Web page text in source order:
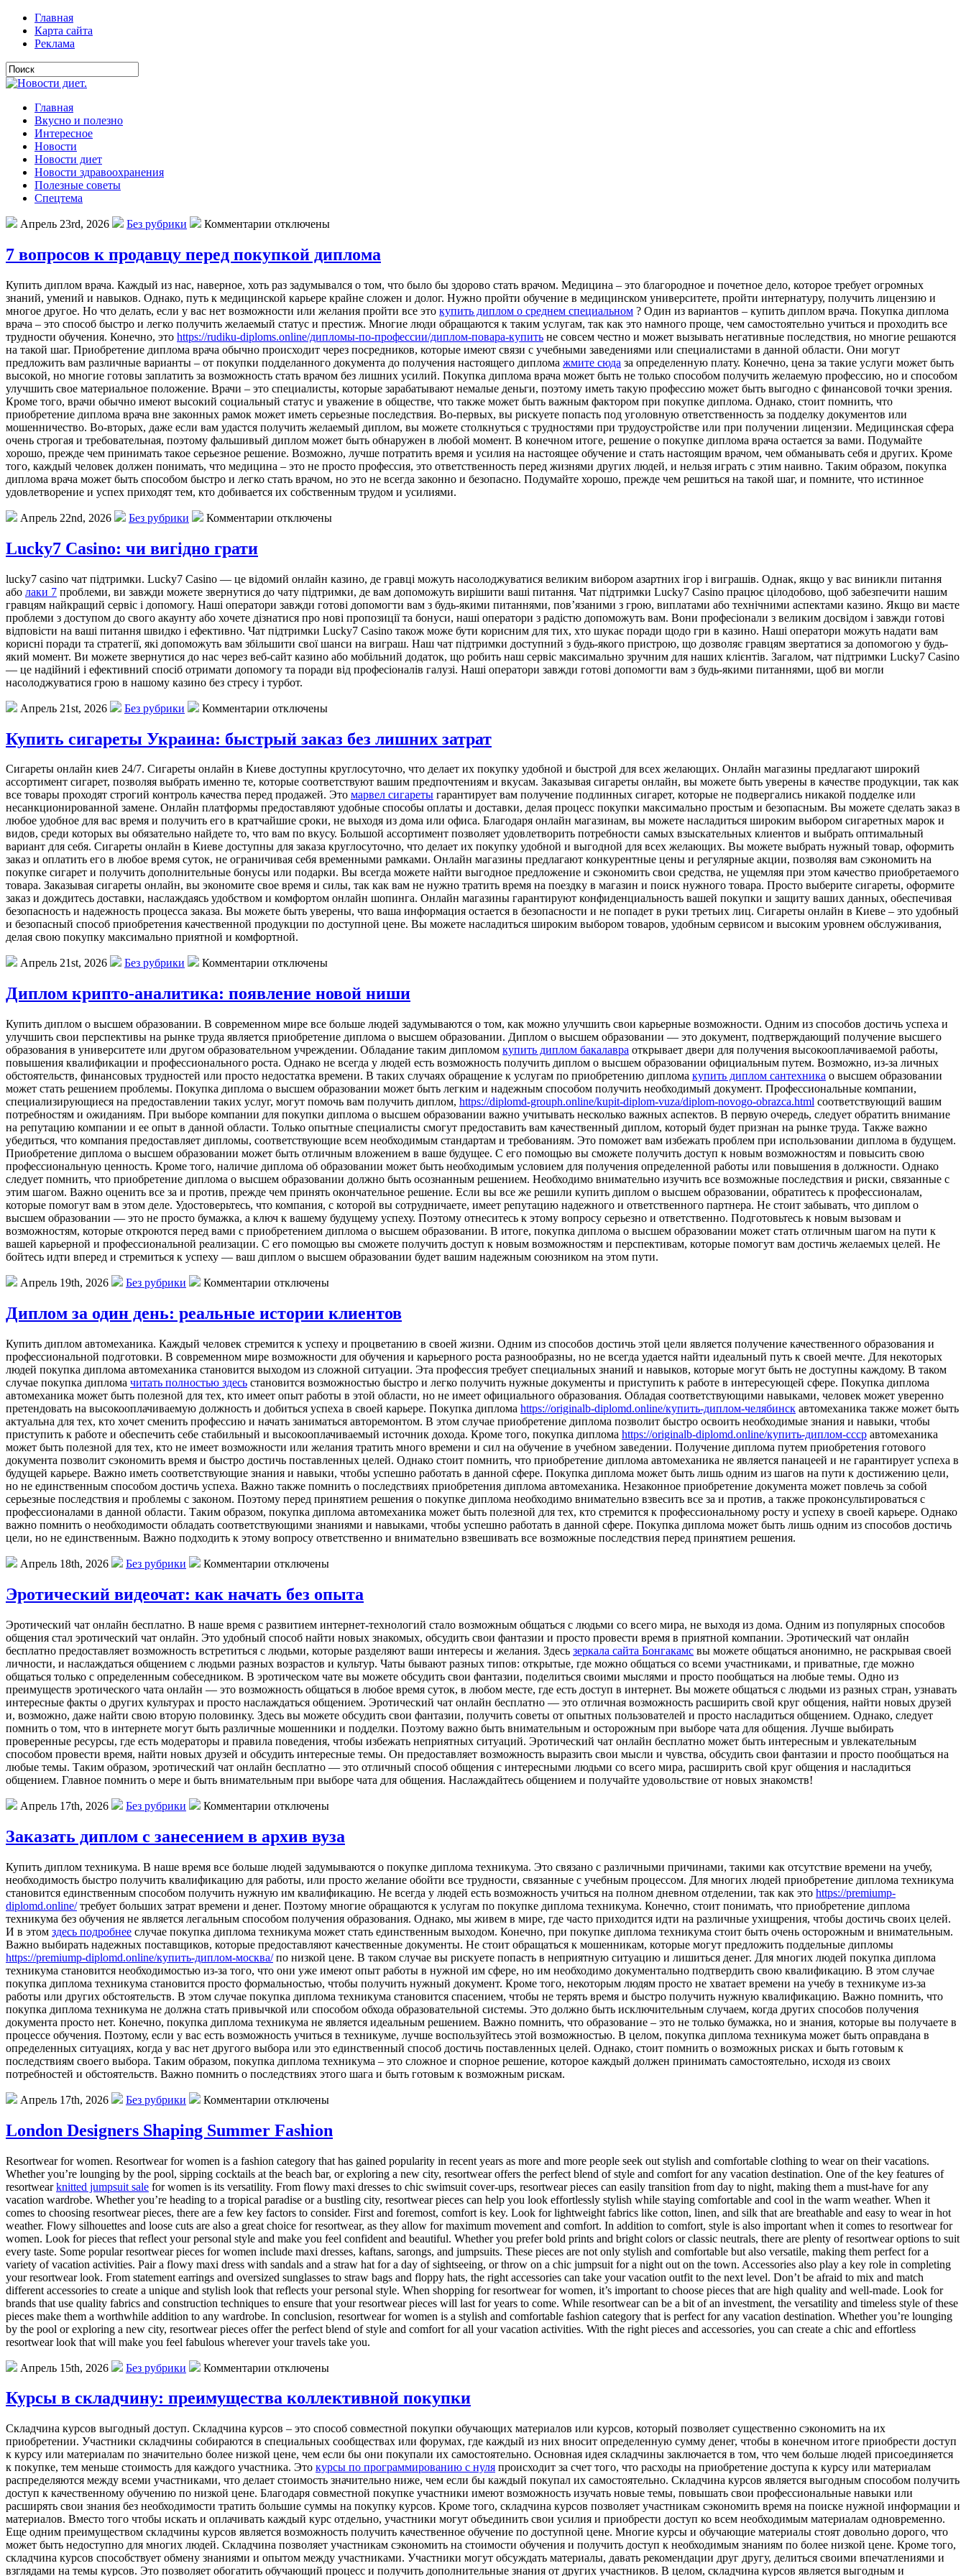
Главная
Карта сайта
Реклама
Главная
Вкусно и полезно
Интересное
Новости
Новости диет
Новости здравоохранения
Полезные советы
Спецтема
Апрель 23rd, 2026 Без рубрики Комментарии отключены
7 вопросов к продавцу перед покупкой диплома
Купить диплом врача. Каждый из нас, наверное, хоть раз задумывался о том, что было бы здорово стать врачом. Медицина – это благородное и почетное дело, которое требует огромных
знаний, умений и навыков. Однако, путь к медицинской карьере крайне сложен и долог. Нужно пройти обучение в медицинском университете, пройти интернатуру, получить лицензию и
многое другое. Но что делать, если у вас нет возможности или желания пройти все это купить диплом о среднем специальном ? Один из вариантов – купить диплом врача. Покупка диплома
врача – это способ быстро и легко получить желаемый статус и престиж. Многие люди обращаются к таким услугам, так как это намного проще, чем самостоятельно учиться и проходить все
трудности обучения. Конечно, это https://rudiku-diploms.online/дипломы-по-профессии/диплом-повара-купить не совсем честно и может вызывать негативные последствия, но многие решаются
на такой шаг. Приобретение диплома врача обычно происходит через посредников, которые имеют связи с учебными заведениями или специалистами в данной области. Они могут
предложить вам различные варианты – от покупки подделанного документа до получения настоящего диплома жмите сюда за определенную плату. Конечно, цена за такие услуги может быть
высокой, но многие готовы заплатить за возможность стать врачом без лишних усилий. Покупка диплома врача может быть не только способом получить желаемую профессию, но и способом
улучшить свое материальное положение. Врачи – это специалисты, которые зарабатывают немалые деньги, поэтому иметь такую профессию может быть выгодно с финансовой точки зрения.
Кроме того, врачи обычно имеют высокий социальный статус и уважение в обществе, что также может быть важным фактором при покупке диплома. Однако, стоит помнить, что
приобретение диплома врача вне законных рамок может иметь серьезные последствия. Во-первых, вы рискуете попасть под уголовную ответственность за подделку документов или
мошенничество. Во-вторых, даже если вам удастся получить желаемый диплом, вы можете столкнуться с трудностями при трудоустройстве или при получении лицензии. Медицинская сфера
очень строгая и требовательная, поэтому фальшивый диплом может быть обнаружен в любой момент. В конечном итоге, решение о покупке диплома врача остается за вами. Подумайте
хорошо, прежде чем принимать такое серьезное решение. Возможно, лучше потратить время и усилия на настоящее обучение и стать настоящим врачом, чем обманывать себя и других. Кроме
того, каждый человек должен понимать, что медицина – это не просто профессия, это ответственность перед жизнями других людей, и нельзя играть с этим наивно. Таким образом, покупка
диплома врача может быть способом быстро и легко стать врачом, но это не всегда законно и безопасно. Подумайте хорошо, прежде чем решиться на такой шаг, и помните, что истинное
удовлетворение и успех приходят тем, кто добивается их собственным трудом и усилиями.
Апрель 22nd, 2026 Без рубрики Комментарии отключены
Lucky7 Casino: чи вигідно грати
lucky7 casino чат підтримки. Lucky7 Casino — це відомий онлайн казино, де гравці можуть насолоджуватися великим вибором азартних ігор і виграшів. Однак, якщо у вас виникли питання
або лаки 7 проблеми, ви завжди можете звернутися до чату підтримки, де вам допоможуть вирішити ваші питання. Чат підтримки Lucky7 Casino працює цілодобово, щоб забезпечити нашим
гравцям найкращий сервіс і допомогу. Наші оператори завжди готові допомогти вам з будь-якими питаннями, пов’язаними з грою, виплатами або технічними аспектами казино. Якщо ви маєте
проблеми з доступом до свого акаунту або хочете дізнатися про нові пропозиції та бонуси, наші оператори з радістю допоможуть вам. Вони професіонали з великим досвідом і завжди готові
відповісти на ваші питання швидко і ефективно. Чат підтримки Lucky7 Casino також може бути корисним для тих, хто шукає поради щодо гри в казино. Наші оператори можуть надати вам
корисні поради та стратегії, які допоможуть вам збільшити свої шанси на виграш. Наш чат підтримки доступний з будь-якого пристрою, що дозволяє гравцям звертатися за допомогою у будь-
який момент. Ви можете звернутися до нас через веб-сайт казино або мобільний додаток, що робить наш сервіс максимально зручним для наших клієнтів. Загалом, чат підтримки Lucky7 Casino
— це надійний і ефективний спосіб отримати допомогу та поради від професіоналів галузі. Наші оператори завжди готові допомогти вам з будь-якими питаннями, щоб ви могли
насолоджуватися грою в нашому казино без стресу і турбот.
Апрель 21st, 2026 Без рубрики Комментарии отключены
Купить сигареты Украина: быстрый заказ без лишних затрат
Сигареты онлайн киев 24/7. Сигареты онлайн в Киеве доступны круглосуточно, что делает их покупку удобной и быстрой для всех желающих. Онлайн магазины предлагают широкий
ассортимент сигарет, позволяя выбрать именно те, которые соответствуют вашим предпочтениям и вкусам. Заказывая сигареты онлайн, вы можете быть уверены в качестве продукции, так как
все товары проходят строгий контроль качества перед продажей. Это марвел сигареты гарантирует вам получение подлинных сигарет, которые не подвергались никакой подделке или
несанкционированной замене. Онлайн платформы предоставляют удобные способы оплаты и доставки, делая процесс покупки максимально простым и безопасным. Вы можете сделать заказ в
любое удобное для вас время и получить его в кратчайшие сроки, не выходя из дома или офиса. Благодаря онлайн магазинам, вы можете насладиться широким выбором сигаретных марок и
видов, среди которых вы обязательно найдете то, что вам по вкусу. Большой ассортимент позволяет удовлетворить потребности самых взыскательных клиентов и выбрать оптимальный
вариант для себя. Сигареты онлайн в Киеве доступны для заказа круглосуточно, что делает их покупку удобной и выгодной для всех желающих. Вы можете выбрать нужный товар, оформить
заказ и оплатить его в любое время суток, не ограничивая себя временными рамками. Онлайн магазины предлагают конкурентные цены и регулярные акции, позволяя вам сэкономить на
покупке сигарет и получить дополнительные бонусы или подарки. Вы всегда можете найти выгодное предложение и сэкономить свои средства, не ущемляя при этом качество приобретаемого
товара. Заказывая сигареты онлайн, вы экономите свое время и силы, так как вам не нужно тратить время на поездку в магазин и поиск нужного товара. Просто выберите сигареты, оформите
заказ и дождитесь доставки, наслаждаясь удобством и комфортом онлайн шопинга. Онлайн магазины гарантируют конфиденциальность вашей покупки и защиту ваших данных, обеспечивая
безопасность и надежность процесса заказа. Вы можете быть уверены, что ваша информация остается в безопасности и не попадет в руки третьих лиц. Сигареты онлайн в Киеве – это удобный
и безопасный способ приобретения качественной продукции по доступной цене. Вы можете насладиться широким выбором товаров, удобным сервисом и высоким уровнем обслуживания,
делая свою покупку максимально приятной и комфортной.
Апрель 21st, 2026 Без рубрики Комментарии отключены
Диплом крипто-аналитика: появление новой ниши
Купить диплом о высшем образовании. В современном мире все больше людей задумываются о том, как можно улучшить свои карьерные возможности. Одним из способов достичь успеха и
улучшить свои перспективы на рынке труда является приобретение диплома о высшем образовании. Диплом о высшем образовании — это документ, подтверждающий получение высшего
образования в университете или другом образовательном учреждении. Обладание таким дипломом купить диплом бакалавра открывает двери для получения высокооплачиваемой работы,
повышения квалификации и профессионального роста. Однако не всегда у людей есть возможность получить диплом о высшем образовании официальным путем. Возможно, из-за личных
обстоятельств, финансовых трудностей или просто недостатка времени. В таких случаях обращение к услугам по приобретению диплома купить диплом сантехника о высшем образовании
может стать решением проблемы. Покупка диплома о высшем образовании может быть легким и надежным способом получить необходимый документ. Профессиональные компании,
специализирующиеся на предоставлении таких услуг, могут помочь вам получить диплом, https://diplomd-grouph.online/kupit-diplom-vuza/diplom-novogo-obrazca.html соответствующий вашим
потребностям и ожиданиям. При выборе компании для покупки диплома о высшем образовании важно учитывать несколько важных аспектов. В первую очередь, следует обратить внимание
на репутацию компании и ее опыт в данной области. Только опытные специалисты смогут предоставить вам качественный диплом, который будет признан на рынке труда. Также важно
убедиться, что компания предоставляет дипломы, соответствующие всем необходимым стандартам и требованиям. Это поможет вам избежать проблем при использовании диплома в будущем.
Приобретение диплома о высшем образовании может быть отличным вложением в ваше будущее. С его помощью вы сможете получить доступ к новым возможностям и повысить свою
профессиональную ценность. Кроме того, наличие диплома об образовании может быть необходимым условием для получения определенной работы или повышения в должности. Однако
следует помнить, что приобретение диплома о высшем образовании должно быть осознанным решением. Необходимо внимательно изучить все возможные последствия и риски, связанные с
этим шагом. Важно оценить все за и против, прежде чем принять окончательное решение. Если вы все же решили купить диплом о высшем образовании, обратитесь к профессионалам,
которые помогут вам в этом деле. Удостоверьтесь, что компания, с которой вы сотрудничаете, имеет репутацию надежного и ответственного партнера. Не стоит забывать, что диплом о
высшем образовании — это не просто бумажка, а ключ к вашему будущему успеху. Поэтому отнеситесь к этому вопросу серьезно и ответственно. Подготовьтесь к новым вызовам и
возможностям, которые откроются перед вами с приобретением диплома о высшем образовании. В итоге, покупка диплома о высшем образовании может стать отличным шагом на пути к
вашей карьерной и профессиональной реализации. С его помощью вы сможете получить доступ к новым возможностям и перспективам, которые помогут вам достичь желаемых целей. Не
бойтесь идти вперед и стремиться к успеху — ваш диплом о высшем образовании будет вашим надежным союзником на этом пути.
Апрель 19th, 2026 Без рубрики Комментарии отключены
Диплом за один день: реальные истории клиентов
Купить диплом автомеханика. Каждый человек стремится к успеху и процветанию в своей жизни. Одним из способов достичь этой цели является получение качественного образования и
профессиональной подготовки. В современном мире возможности для обучения и карьерного роста разнообразны, но не всегда удается найти идеальный путь к своей мечте. Для некоторых
людей покупка диплома автомеханика становится выходом из сложной ситуации. Эта профессия требует специальных знаний и навыков, которые могут быть не доступны каждому. В таком
случае покупка диплома читать полностью здесь становится возможностью быстро и легко получить нужные документы и приступить к работе в интересующей сфере. Покупка диплома
автомеханика может быть полезной для тех, кто имеет опыт работы в этой области, но не имеет официального образования. Обладая соответствующими навыками, человек может уверенно
претендовать на высокооплачиваемую должность и добиться успеха в своей карьере. Покупка диплома https://originalb-diplomd.online/купить-диплом-челябинск автомеханика также может быть
актуальна для тех, кто хочет сменить профессию и начать заниматься авторемонтом. В этом случае приобретение диплома позволит быстро освоить необходимые знания и навыки, чтобы
приступить к работе и обеспечить себе стабильный и высокооплачиваемый источник дохода. Кроме того, покупка диплома https://originalb-diplomd.online/купить-диплом-ссср автомеханика
может быть полезной для тех, кто не имеет возможности или желания тратить много времени и сил на обучение в учебном заведении. Получение диплома путем приобретения готового
документа позволит сэкономить время и быстро достичь поставленных целей. Однако стоит помнить, что приобретение диплома автомеханика не является панацеей и не гарантирует успеха в
будущей карьере. Важно иметь соответствующие знания и навыки, чтобы успешно работать в данной сфере. Покупка диплома может быть лишь одним из шагов на пути к достижению цели,
но не единственным способом достичь успеха. Важно также помнить о последствиях приобретения диплома автомеханика. Незаконное приобретение документа может повлечь за собой
серьезные последствия и проблемы с законом. Поэтому перед принятием решения о покупке диплома необходимо внимательно взвесить все за и против, а также проконсультироваться с
профессионалами в данной области. Таким образом, покупка диплома автомеханика может быть полезной для тех, кто стремится к профессиональному росту и успеху в своей карьере. Однако
важно помнить о необходимости обладать соответствующими знаниями и навыками, чтобы успешно работать в данной сфере. Покупка диплома может быть лишь одним из способов достичь
цели, но не единственным. Важно подходить к этому вопросу ответственно и внимательно взвешивать все возможные последствия перед принятием решения.
Апрель 18th, 2026 Без рубрики Комментарии отключены
Эротический видеочат: как начать без опыта
Эротический чат онлайн бесплатно. В наше время с развитием интернет-технологий стало возможным общаться с людьми со всего мира, не выходя из дома. Одним из популярных способов
общения стал эротический чат онлайн. Это удобный способ найти новых знакомых, обсудить свои фантазии и просто провести время в приятной компании. Эротический чат онлайн
бесплатно предоставляет возможность встретиться с людьми, которые разделяют ваши интересы и желания. Здесь зеркала сайта Бонгакамс вы можете общаться анонимно, не раскрывая своей
личности, и наслаждаться общением с людьми разных возрастов и культур. Чаты бывают разных типов: открытые, где можно общаться со всеми участниками, и приватные, где можно
общаться только с определенным собеседником. В эротическом чате вы можете обсудить свои фантазии, поделиться своими мыслями и просто пообщаться на любые темы. Одно из
преимуществ эротического чата онлайн — это возможность общаться в любое время суток, в любом месте, где есть доступ в интернет. Вы можете общаться с людьми из разных стран, узнавать
интересные факты о других культурах и просто наслаждаться общением. Эротический чат онлайн бесплатно — это отличная возможность расширить свой круг общения, найти новых друзей
и, возможно, даже найти свою вторую половинку. Здесь вы можете обсудить свои фантазии, получить советы от опытных пользователей и просто насладиться общением. Однако, следует
помнить о том, что в интернете могут быть различные мошенники и подделки. Поэтому важно быть внимательным и осторожным при выборе чата для общения. Лучше выбирать
проверенные ресурсы, где есть модераторы и правила поведения, чтобы избежать неприятных ситуаций. Эротический чат онлайн бесплатно может быть интересным и увлекательным
способом провести время, найти новых друзей и обсудить интересные темы. Он предоставляет возможность выразить свои мысли и чувства, обсудить свои фантазии и просто пообщаться на
любые темы. Таким образом, эротический чат онлайн бесплатно — это отличный способ общения с интересными людьми со всего мира, расширить свой круг общения и насладиться
общением. Главное помнить о мере и быть внимательным при выборе чата для общения. Наслаждайтесь общением и получайте удовольствие от новых знакомств!
Апрель 17th, 2026 Без рубрики Комментарии отключены
Заказать диплом с занесением в архив вуза
Купить диплом техникума. В наше время все больше людей задумываются о покупке диплома техникума. Это связано с различными причинами, такими как отсутствие времени на учебу,
необходимость быстро получить квалификацию для работы, или просто желание обойти все трудности, связанные с учебным процессом. Для многих людей приобретение диплома техникума
становится единственным способом получить нужную им квалификацию. Не всегда у людей есть возможность учиться на полном дневном отделении, так как это https://premiump-
diplomd.online/требует больших затрат времени и денег. Поэтому многие обращаются к услугам по покупке диплома техникума. Конечно, стоит понимать, что приобретение диплома
техникума без обучения не является легальным способом получения образования. Однако, мы живем в мире, где часто приходится идти на различные ухищрения, чтобы достичь своих целей.
И в этом здесь подробнее случае покупка диплома техникума может стать единственным выходом. Конечно, при покупке диплома техникума стоит быть очень осторожным и внимательным.
Важно выбирать надежных поставщиков, которые предоставляют качественные документы. Не стоит обращаться к мошенникам, которые могут предложить поддельные дипломы
https://premiump-diplomd.online/купить-диплом-москва/по низкой цене. В таком случае вы рискуете попасть в неприятную ситуацию и лишиться денег. Для многих людей покупка диплома
техникума становится необходимостью из-за того, что они уже имеют опыт работы в нужной им сфере, но им необходимо документально подтвердить свою квалификацию. В этом случае
покупка диплома техникума становится просто формальностью, чтобы получить нужный документ. Кроме того, некоторым людям просто не хватает времени на учебу в техникуме из-за
работы или других обстоятельств. В этом случае покупка диплома техникума становится спасением, чтобы не терять время и быстро получить нужную квалификацию. Важно помнить, что
покупка диплома техникума не должна стать привычкой или способом обхода образовательной системы. Это должно быть исключительным случаем, когда других способов получения
документа просто нет. Конечно, покупка диплома техникума не является идеальным решением. Важно помнить, что образование – это не только бумажка, но и знания, которые вы получаете в
процессе обучения. Поэтому, если у вас есть возможность учиться в техникуме, лучше воспользуйтесь этой возможностью. В целом, покупка диплома техникума может быть оправдана в
определенных ситуациях, когда у вас нет другого выбора или это единственный способ достичь поставленных целей. Однако, стоит помнить о возможных рисках и быть готовым к
последствиям своего выбора. Таким образом, покупка диплома техникума – это сложное и спорное решение, которое каждый должен принимать самостоятельно, исходя из своих
потребностей и обстоятельств. Важно помнить о последствиях этого шага и быть готовым к возможным рискам.
Апрель 17th, 2026 Без рубрики Комментарии отключены
London Designers Shaping Summer Fashion
Resortwear for women. Resortwear for women is a fashion category that has gained popularity in recent years as more and more people seek out stylish and comfortable clothing to wear on their vacations.
Whether you’re lounging by the pool, sipping cocktails at the beach bar, or exploring a new city, resortwear offers the perfect blend of style and comfort for any vacation destination. One of the key features of
resortwearknitted jumpsuit sale for women is its versatility. From flowy maxi dresses to chic swimsuit cover-ups, resortwear pieces can easily transition from day to night, making them a must-have for any
vacation wardrobe. Whether you’re heading to a tropical paradise or a bustling city, resortwear pieces can help you look effortlessly stylish while staying comfortable and cool in the warm weather. When it
comes to choosing resortwear pieces, there are a few key factors to consider. First and foremost, comfort is key. Look for lightweight fabrics like cotton, linen, and silk that are breathable and easy to wear in hot
weather. Flowy silhouettes and loose cuts are also a great choice for resortwear, as they allow for maximum movement and comfort. In addition to comfort, style is also important when it comes to resortwear for
women. Look for pieces that reflect your personal style and make you feel confident and beautiful. Whether you prefer bold prints and bright colors or classic neutrals, there are plenty of resortwear options to suit
every taste. Some popular resortwear pieces for women include maxi dresses, kaftans, sarongs, and jumpsuits. These pieces are not only stylish and comfortable but also versatile, making them perfect for a
variety of vacation activities. Pair a flowy maxi dress with sandals and a straw hat for a day of sightseeing, or throw on a chic jumpsuit for a night out on the town. Accessories also play a key role in completing
your resortwear look. From statement earrings and oversized sunglasses to straw bags and floppy hats, the right accessories can take your vacation outfit to the next level. Don’t be afraid to mix and match
different accessories to create a unique and stylish look that reflects your personal style. When shopping for resortwear for women, it’s important to choose pieces that are high quality and well-made. Look for
brands that use quality fabrics and construction techniques to ensure that your resortwear pieces will last for years to come. While resortwear can be a bit of an investment, the versatility and timeless style of these
pieces make them a worthwhile addition to any wardrobe. In conclusion, resortwear for women is a stylish and comfortable fashion category that is perfect for any vacation destination. Whether you’re lounging
by the pool or exploring a new city, resortwear pieces offer the perfect blend of style and comfort for all your vacation activities. With the right pieces and accessories, you can create a chic and effortless
resortwear look that will make you feel fabulous wherever your travels take you.
Апрель 15th, 2026 Без рубрики Комментарии отключены
Курсы в складчину: преимущества коллективной покупки
Складчина курсов выгодный доступ. Складчина курсов – это способ совместной покупки обучающих материалов или курсов, который позволяет существенно сэкономить на их
приобретении. Участники складчины собираются в специальных сообществах или форумах, где каждый из них вносит определенную сумму денег, чтобы в конечном итоге приобрести доступ
к курсу или материалам по значительно более низкой цене, чем если бы они покупали их самостоятельно. Основная идея складчины заключается в том, что чем больше людей присоединяется
к покупке, тем меньше стоимость для каждого участника. Это курсы по программированию с нуля происходит за счет того, что расходы на приобретение доступа к курсу или материалам
распределяются между всеми участниками, что делает стоимость значительно ниже, чем если бы каждый покупал их самостоятельно. Складчина курсов является выгодным способом получить
доступ к качественному обучению по низкой цене. Благодаря совместной покупке участники имеют возможность изучать новые темы, повышать свои профессиональные навыки или
расширять свои знания без необходимости тратить большие суммы на покупку курсов. Кроме того, складчина курсов позволяет участникам сэкономить время на поиске нужной информации и
материалов. Вместо того чтобы искать и оплачивать каждый курс отдельно, участники могут объединить свои усилия и приобрести доступ ко всем необходимым материалам одновременно.
Еще одним преимуществом складчины курсов является возможность получить качественное обучение по доступной цене. Многие курсы и обучающие материалы стоят довольно дорого, что
может быть недоступно для многих людей. Складчина позволяет участникам сэкономить на стоимости обучения и получить доступ к необходимым знаниям по более низкой цене. Кроме того,
складчина курсов способствует обмену знаниями и опытом между участниками. Участники могут обсуждать материалы, давать рекомендации друг другу, делиться своими впечатлениями и
взглядами на темы курсов. Это позволяет обогатить обучающий процесс и получить дополнительные знания от других участников. В целом, складчина курсов является выгодным и